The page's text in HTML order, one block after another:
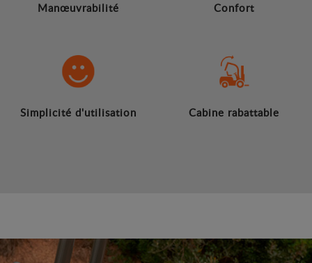
Manœuvrabilité Confort
Simplicité d'utilisation Cabine rabattable